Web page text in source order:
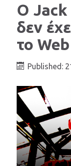
O Jack
δεν
το
Published: